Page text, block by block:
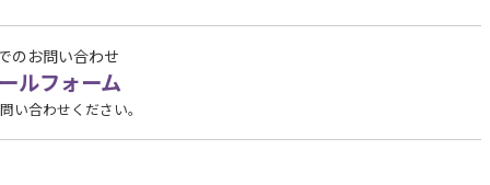
のお問い合わせ
ルフォーム
い合わせください。